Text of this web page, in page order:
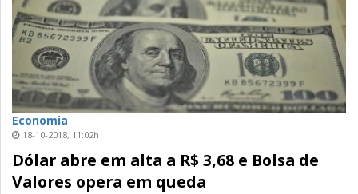
Economia
18-10-2018, 11:02h
Dólar abre em alta a R$ 3,68 e Bolsa de
Valores opera em queda